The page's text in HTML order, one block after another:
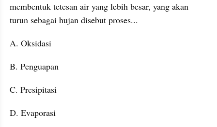
membentuk tetesan air yang lebih besar, yang akan
turun sebagai hujan disebut proses...
A. Oksidasi
B. Penguapan
C. Presipitasi
D. Evaporasi